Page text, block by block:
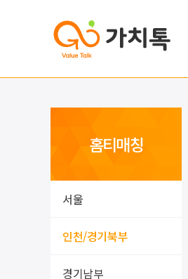
홈티매칭
서울
인천/경기북부
경기남부